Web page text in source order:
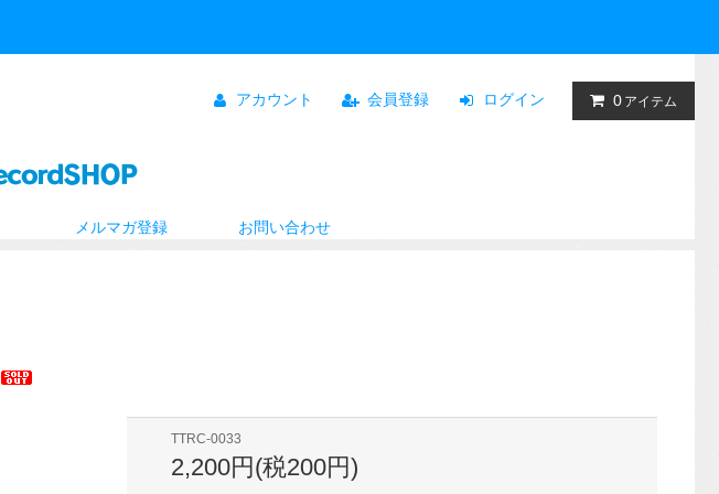
アカウント 会員登録 ログイン 0 アイテム
メルマガ登録 お問い合わせ
TTRC-0033
2,200円(税200円)